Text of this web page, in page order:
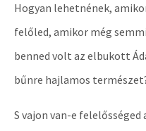
Hogyan lehetnének,
felőled, amikor még
benned volt az elbukott
bűnre hajlamos
S vajon van-e